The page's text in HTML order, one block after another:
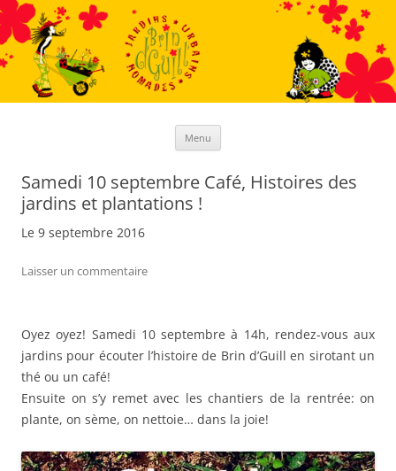
Menu
Samedi 10 septembre Café, Histoires des
jardins et plantations !
Le 9 septembre 2016
Laisser un commentaire
Oyez oyez! Samedi 10 septembre à 14h, rendez-vous aux
jardins pour écouter l’histoire de Brin d’Guill en sirotant un
thé ou un café!
Ensuite on s’y remet avec les chantiers de la rentrée: on
plante, on sème, on nettoie… dans la joie!